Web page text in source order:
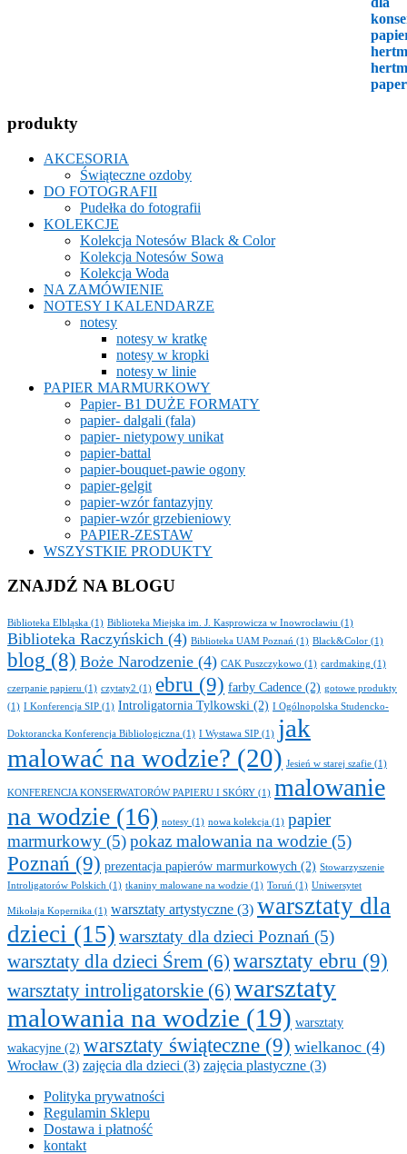
produkty
AKCESORIA
Świąteczne ozdoby
DO FOTOGRAFII
Pudełka do fotografii
KOLEKCJE
Kolekcja Notesów Black & Color
Kolekcja Notesów Sowa
Kolekcja Woda
NA ZAMÓWIENIE
NOTESY I KALENDARZE
notesy
notesy w kratkę
notesy w kropki
notesy w linie
PAPIER MARMURKOWY
Papier- B1 DUŻE FORMATY
papier- dalgali (fala)
papier- nietypowy unikat
papier-battal
papier-bouquet-pawie ogony
papier-gelgit
papier-wzór fantazyjny
papier-wzór grzebieniowy
PAPIER-ZESTAW
WSZYSTKIE PRODUKTY
ZNAJDŹ NA BLOGU
Biblioteka Elbląska (1) Biblioteka Miejska im. J. Kasprowicza w Inowrocławiu (1)
Biblioteka Raczyńskich (4) Biblioteka UAM Poznań (1) Black&Color (1)
blog (8) Boże Narodzenie (4) CAK Puszczykowo (1) cardmaking (1)
czerpanie papieru (1) czytaty2 (1) ebru (9) farby Cadence (2) gotowe produkty
(1) I Konferencja SIP (1) Introligatornia Tylkowski (2) I Ogólnopolska Studencko-
Doktorancka Konferencja Bibliologiczna (1) I Wystawa SIP (1) jak
malować na wodzie? (20) Jesień w starej szafie (1)
KONFERENCJA KONSERWATORÓW PAPIERU I SKÓRY (1) malowanie
na wodzie (16) notesy (1) nowa kolekcja (1) papier
marmurkowy (5)pokaz malowania na wodzie (5)
Poznań (9) prezentacja papierów marmurkowych (2) Stowarzyszenie
Introligatorów Polskich (1) tkaniny malowane na wodzie (1) Toruń (1) Uniwersytet
Mikołaja Kopernika (1) warsztaty artystyczne (3) warsztaty dla
dzieci (15) warsztaty dla dzieci Poznań (5)
warsztaty dla dzieci Śrem (6) warsztaty ebru (9)
warsztaty introligatorskie (6) warsztaty
malowania na wodzie (19) warsztaty
wakacyjne (2) warsztaty świąteczne (9) wielkanoc (4)
Wrocław (3) zajęcia dla dzieci (3) zajęcia plastyczne (3)
Polityka prywatności
Regulamin Sklepu
Dostawa i płatność
kontakt